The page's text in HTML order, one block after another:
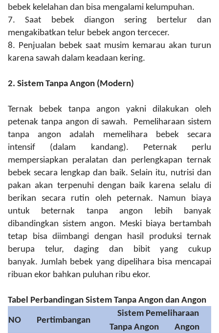
bebek kelelahan dan bisa mengalami kelumpuhan.
7.Saat bebek diangon sering bertelur dan
mengakibatkan telur bebek angon tercecer.
8. Penjualan bebek saat musim kemarau akan turun
karena sawah dalam keadaan kering.
2. Sistem Tanpa Angon (Modern)
Ternak bebek tanpa angon yakni dilakukan oleh
petenak tanpa angon di sawah.
Pemeliharaansistem
tanpa angon adalah memelihara bebek
secara
intensif (dalam kandang). Peternak perlu
mempersiapkan peralatan dan perlengkapan ternak
bebek secara lengkap dan baik. Selain itu, nutrisi dan
pakan akan terpenuhi dengan baik karena selalu di
berikan secara rutin oleh peternak.
Namun biaya
untuk beternak tanpa angon lebih banyak
dibandingkan sistem angon. Meski biaya bertambah
tetap bisa diimbangi dengan hasil produksi ternak
berupa telur, daging dan bibit yang cukup
banyak. Jumlah bebek yang dipelihara bisa mencapai
ribuan ekor bahkan puluhan ribu ekor.
Tabel Perbandingan Sistem Tanpa Angon dan Angon
NO Pertimbangan
Sistem Pemeliharaan
Tanpa Angon
Angon